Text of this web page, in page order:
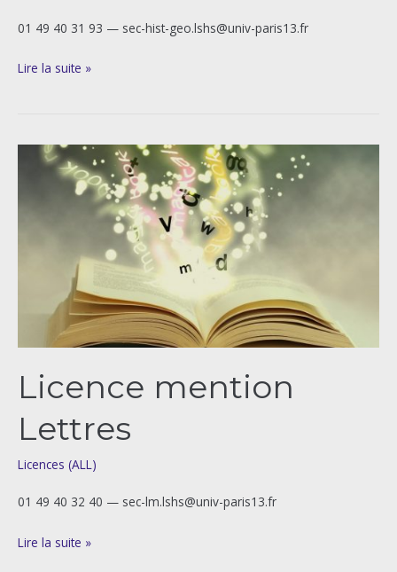
01 49 40 31 93 — sec-hist-geo.lshs@univ-paris13.fr
Lire la suite »
Licence mention
Lettres
Licences (ALL)
01 49 40 32 40 — sec-lm.lshs@univ-paris13.fr
Licence
mention
Lire la suite »